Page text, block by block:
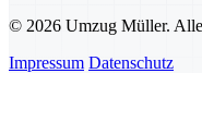
© 2026 Umzug Müller.
Impressum Datenschutz